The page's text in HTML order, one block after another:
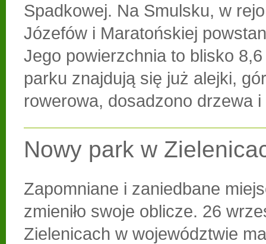
Spadkowej. Na Smulsku, w
Józefów i Maratońskiej
Jego powierzchnia to blisko
parku znajdują się już alejki,
rowerowa, dosadzono drzewa
Nowy park w
Zapomniane i zaniedbane
zmieniło swoje oblicze. 26
Zielenicach w województwie